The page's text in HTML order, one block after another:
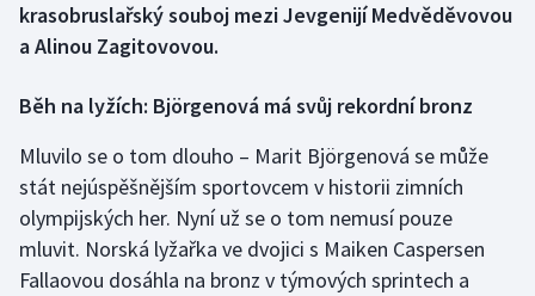
Florbal
Golf
Gymnastika
Házená
krasobruslařský souboj mezi Jevgenijí Medvěděvovou
a Alinou Zagitovovou.
Běh na lyžích: Björgenová má svůj rekordní bronz
Mluvilo se o tom dlouho – Marit Björgenová se může
stát nejúspěšnějším sportovcem v historii zimních
olympijských her. Nyní už se o tom nemusí pouze
mluvit. Norská lyžařka ve dvojici s Maiken Caspersen
Fallaovou dosáhla na bronz v týmových sprintech a